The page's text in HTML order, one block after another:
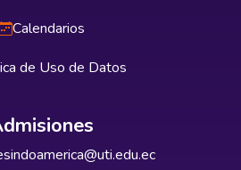
Calendarios
de Uso de Datos